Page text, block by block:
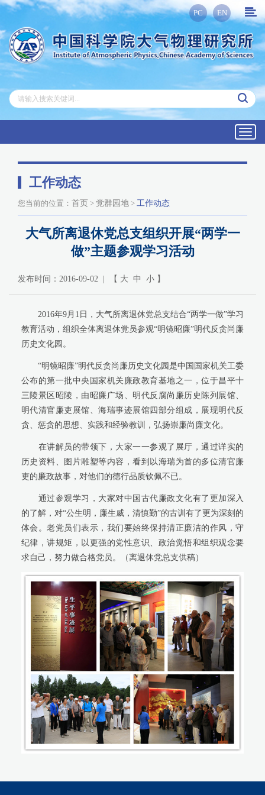
PC EN
工作动态
您当前的位置： 首页 > 党群园地 > 工作动态
大气所离退休党总支组织开展“两学一
做”主题参观学习活动
发布时间：2016-09-02 | 【 大 中 小 】
2016年9月1日，大气所离退休党总支结合“两学一做”学习
教育活动，组织全体离退休党员参观“明镜昭廉”明代反贪尚廉
历史文化园。
“明镜昭廉”明代反贪尚廉历史文化园是中国国家机关工委
公布的第一批中央国家机关廉政教育基地之一，位于昌平十
三陵景区昭陵，由昭廉广场、明代反腐尚廉历史陈列展馆、
明代清官廉吏展馆、海瑞事迹展馆四部分组成，展现明代反
贪、惩贪的思想、实践和经验教训，弘扬崇廉尚廉文化。
在讲解员的带领下，大家一一参观了展厅，通过详实的
历史资料、图片雕塑等内容，看到以海瑞为首的多位清官廉
吏的廉政故事，对他们的德行品质钦佩不已。
通过参观学习，大家对中国古代廉政文化有了更加深入
的了解，对“公生明，廉生威，清慎勤”的古训有了更为深刻的
体会。老党员们表示，我们要始终保持清正廉洁的作风，守
纪律，讲规矩，以更强的党性意识、政治觉悟和组织观念要
求自己，努力做合格党员。（离退休党总支供稿）